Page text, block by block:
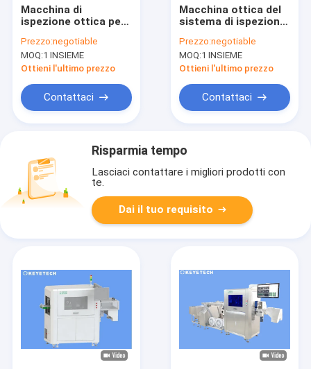
Macchina di
ispezione ottica per
lama dell'elicottero
con funzioni di
rigetto online
Prezzo:negotiable
MOQ:1 INSIEME
Ottieni l'ultimo prezzo
Contattaci
Macchina ottica del
sistema di ispezione
dell'officina di GMP
per la latta di latte in
polvere
Prezzo:negotiable
MOQ:1 INSIEME
Ottieni l'ultimo prezzo
Contattaci
Risparmia tempo
Lasciaci contattare i migliori prodotti con
te.
Dai il tuo requisito